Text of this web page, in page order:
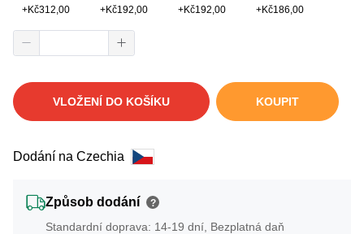
+Kč312,00 +Kč192,00 +Kč192,00 +Kč186,00
VLOŽENÍ DO KOŠÍKU KOUPIT
Dodání na Czechia
Způsob dodání ?
Standardní doprava: 14-19 dní, Bezplatná daň